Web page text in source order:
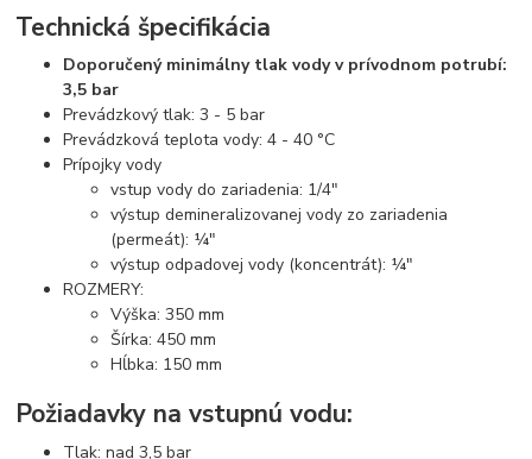
Technická špecifikácia
Doporučený minimálny tlak vody v prívodnom potrubí:
3,5 bar
Prevádzkový tlak: 3 - 5 bar
Prevádzková teplota vody: 4 - 40 °C
Prípojky vody
vstup vody do zariadenia: 1/4"
výstup demineralizovanej vody zo zariadenia
(permeát): ¼"
výstup odpadovej vody (koncentrát): ¼"
ROZMERY:
Výška: 350 mm
Šírka: 450 mm
Hĺbka: 150 mm
Požiadavky na vstupnú vodu:
Tlak: nad 3,5 bar